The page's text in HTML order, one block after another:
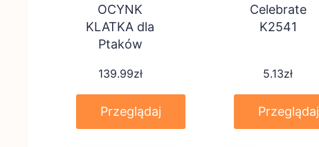
OCYNK
KLATKA dla
Ptaków
139.99zł
Przeglądaj
Celebrate
K2541
5.13zł
Przeglądaj